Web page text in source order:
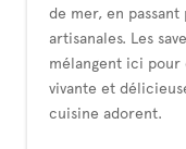
de mer, en
artisanales. Les
mélangent ici
vivante et
cuisine adorent.